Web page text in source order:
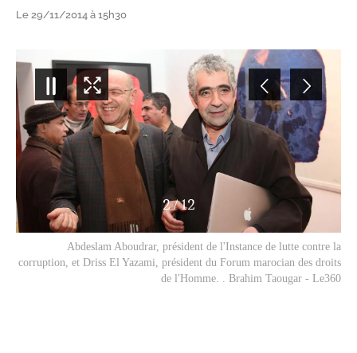
Le 29/11/2014 à 15h30
2/12
Abdeslam Aboudrar, président de l'Instance de lutte contre la
corruption, et Driss El Yazami, président du Forum marocian des droits
de l'Homme. . Brahim Taougar - Le360